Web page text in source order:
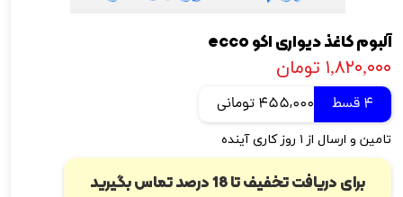
آلبوم کاغذ دیواری اکو ecco
۱,۸۲۰,۰۰۰ تومان
4 قسط 455,000 تومانی
تامین و ارسال از ۱ روز کاری آینده
برای دریافت تخفیف تا 18 درصد تماس بگیرید